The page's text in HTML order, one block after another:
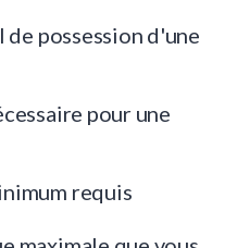
possession d'une
pour une
requis